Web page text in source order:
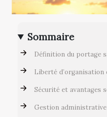
Sommaire
Définition du portage
Liberté d’organisation
Sécurité et avantages
Gestion